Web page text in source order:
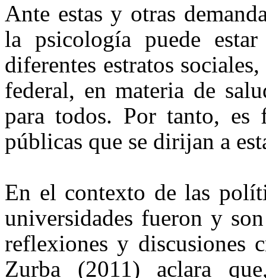
Ante estas y otras
la psicología puede
diferentes estratos
federal, en materia de
para todos. Por tanto, es
públicas que se dirijan a
En el contexto de las
universidades fueron y
reflexiones y discusiones
Zurba (2011) aclara